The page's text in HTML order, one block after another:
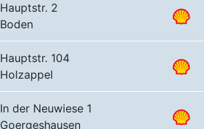
Hauptstr. 2
Boden
Hauptstr. 104
Holzappel
In der Neuwiese 1
Goergeshausen